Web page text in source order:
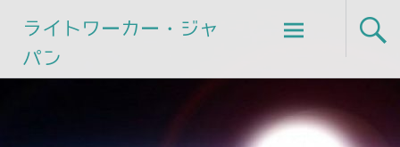
ライトワーカー・ジャ
パン
Skip
to